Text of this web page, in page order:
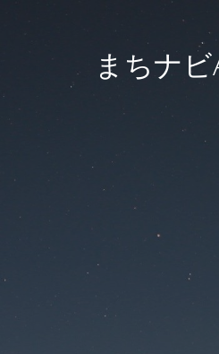
まちナビ